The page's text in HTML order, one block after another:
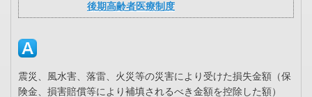
後期高齢者医療制度
震災、風水害、落雷、火災等の災害により受けた損失金額（保
険金、損害賠償等により補填されるべき金額を控除した額）